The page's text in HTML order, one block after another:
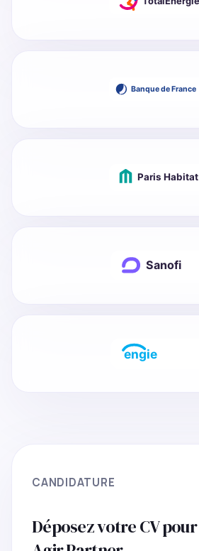
CANDIDATURE
Déposez votre CV